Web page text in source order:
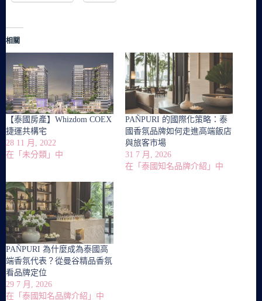
相關
【泰國房產】Whizdom COEX
捷運共構宅
28 11 月, 2022
在「未分類」中
PAÑPURI 的國際化策略：泰
國香氛品牌如何走進高端飯店
與旅客市場
31 7 月, 2026
在「泰國知名品牌介紹」中
PAÑPURI 為什麼成為泰國高
端香氛代表？從曼谷精品香氛
看品牌定位
29 7 月, 2026
在「泰國知名品牌介紹」中